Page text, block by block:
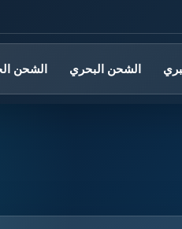
الشحن البحري الشحن